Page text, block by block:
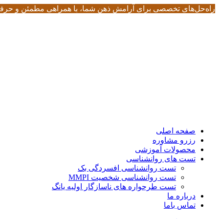
راه‌حل‌های تخصصی برای آرامش ذهن شما، با همراهی مطمئن و
صفحه اصلی
رزرو مشاوره
محصولات آموزشی
تست های روانشناسی
تست روانشناسی افسردگی بک
تست روانشناسی شخصیت MMPI
تست طرحواره های ناسازگار اولیه یانگ
درباره ما
تماس باما